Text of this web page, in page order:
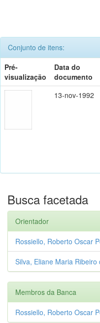
Conjunto de itens:
Pré-
visualização
Data do
documento
13-nov-1992
Busca facetada
Orientador
Rossiello, Roberto Oscar
Silva, Eliane Maria Ribeiro
Membros da Banca
Rossiello, Roberto Oscar